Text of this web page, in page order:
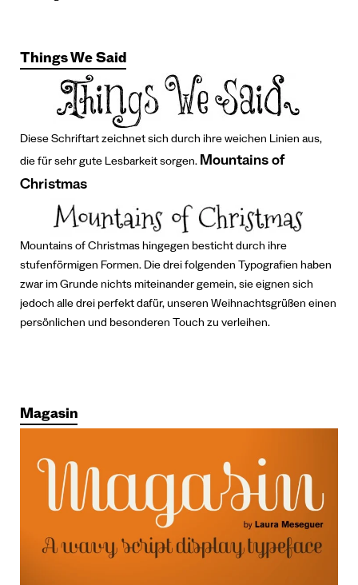
Things We Said
Diese Schriftart zeichnet sich durch ihre weichen Linien aus,
die für sehr gute Lesbarkeit sorgen. Mountains of
Christmas
Mountains of Christmas hingegen besticht durch ihre
stufenförmigen Formen. Die drei folgenden Typografien haben
zwar im Grunde nichts miteinander gemein, sie eignen sich
jedoch alle drei perfekt dafür, unseren Weihnachtsgrüßen einen
persönlichen und besonderen Touch zu verleihen.
Magasin